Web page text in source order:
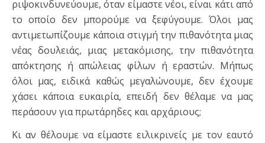
ριψοκινδυνεύουμε, όταν είμαστε νέοι, είναι κάτι από
το οποίο δεν μπορούμε να ξεφύγουμε. Όλοι μας
αντιμετωπίζουμε κάποια στιγμή την πιθανότητα μιας
νέας δουλειάς, μιας μετακόμισης, την πιθανότητα
απόκτησης ή απώλειας φίλων ή εραστών. Μήπως
όλοι μας, ειδικά καθώς μεγαλώνουμε, δεν έχουμε
χάσει κάποια ευκαιρία, επειδή δεν θέλαμε να μας
περάσουν για πρωτάρηδες και αρχάριους;
Κι αν θέλουμε να είμαστε ειλικρινείς με τον εαυτό